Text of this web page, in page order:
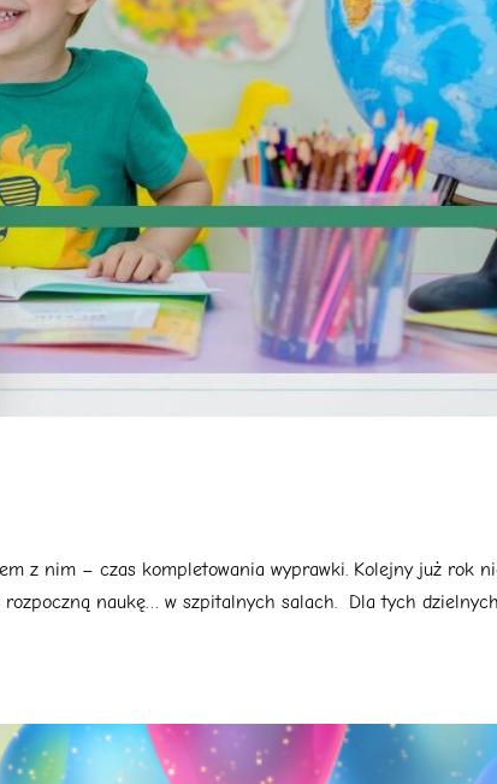
z nim – czas kompletowania wyprawki. Kolejny już rok
naukę… w szpitalnych salach. Dla tych